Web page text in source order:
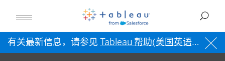
有关最新信息，请参见 Tableau 帮助(美国英语) 。